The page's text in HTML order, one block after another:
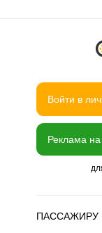
Войти в
Реклама на
ПАССАЖИРУ